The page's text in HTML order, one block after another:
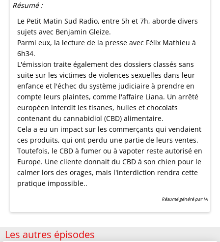
Résumé :
Le Petit Matin Sud Radio, entre 5h et 7h, aborde divers
sujets avec Benjamin Gleize.
Parmi eux, la lecture de la presse avec Félix Mathieu à
6h34.
L'émission traite également des dossiers classés sans
suite sur les victimes de violences sexuelles dans leur
enfance et l'échec du système judiciaire à prendre en
compte leurs plaintes, comme l'affaire Liana. Un arrêté
européen interdit les tisanes, huiles et chocolats
contenant du cannabidiol (CBD) alimentaire.
Cela a eu un impact sur les commerçants qui vendaient
ces produits, qui ont perdu une partie de leurs ventes.
Toutefois, le CBD à fumer ou à vapoter reste autorisé en
Europe. Une cliente donnait du CBD à son chien pour le
calmer lors des orages, mais l'interdiction rendra cette
pratique impossible..
Résumé généré par IA
Les autres épisodes